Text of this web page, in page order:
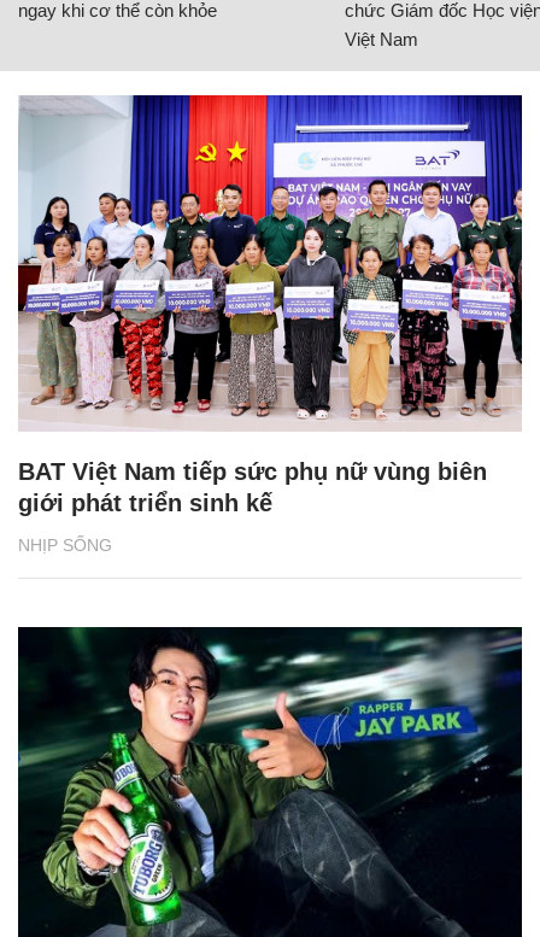
ngay khi cơ thể còn khỏe
chức Giám đốc Học
Việt Nam
NHỊP SỐNG
BAT Việt Nam tiếp sức phụ nữ vùng biên
giới phát triển sinh kế